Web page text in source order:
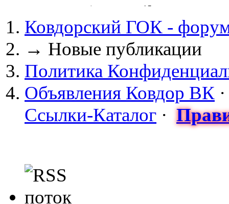
kovdor
(05 April 2017 -
пустили
Сизонов Андрей :
(04 March 2017 -
майдан?
cont.ws/
kovdor
Ковдорский ГОК -
→ Новые публикации
Политика
Объявления Ковдор ВК
Ссылки-Каталог ·